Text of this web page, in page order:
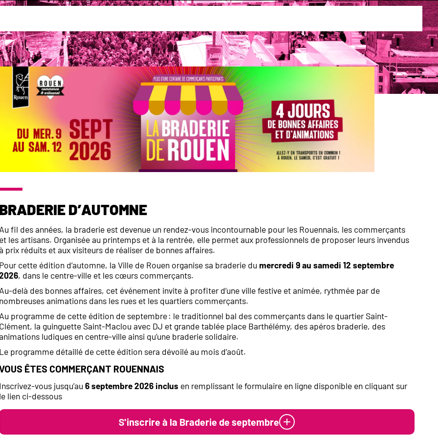
Braderie d’automne
Au fil des années, la braderie est devenue un rendez-vous incontournable pour les Rouennais, les commerçants
et les artisans. Organisée au printemps et à la rentrée, elle permet aux professionnels de proposer leurs invendus
prix réduits et aux visiteurs de réaliser de bonnes affaires.
Pour cette édition d’automne, la Ville de Rouen organise sa braderie du mercredi 9 au samedi 12 septembre
, dans le centre-ville et les cœurs commerçants.
Au-delà des bonnes affaires, cet événement invite à profiter d’une ville festive et animée, rythmée par de
nombreuses animations dans les rues et les quartiers commerçants.
Au programme de cette édition de septembre : le traditionnel bal des commerçants dans le quartier Saint-
Clément, la guinguette Saint-Maclou avec DJ et grande tablée place Barthélémy, des apéros braderie, des
ludiques en centre-ville ainsi qu’une braderie solidaire.
Le programme détaillé de cette édition sera dévoilé au mois d’août.
êtes commerçant rouennais
Inscrivez-vous jusqu’au6 septembre 2026 inclus en remplissant le formulaire en ligne disponible en cliquant sur
le lien ci-dessous
S'inscrire à la Braderie de septembre